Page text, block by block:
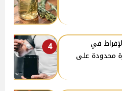
4
في
محدودة على